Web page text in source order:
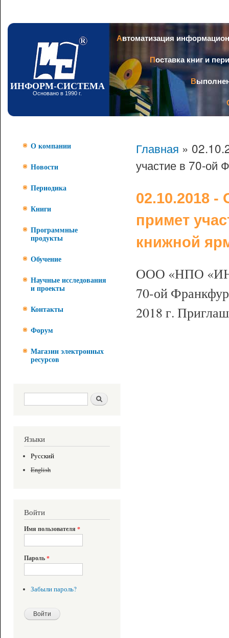
ИНФОРМ-СИСТЕМА
Основано в 1990 г.
Автоматизация
Поставка книг и
О компании
Новости
Периодика
Книги
Программные
продукты
Обучение
Научные исследования
и проекты
Контакты
Форум
Магазин электронных
ресурсов
Форма поиска Поиск
Языки
Русский
English
Войти
Имя пользователя *
Пароль*
Забыли пароль?
Главная »
участие в 70-ой
примет
книжной
ООО «НПО
70-ой
2018 г.